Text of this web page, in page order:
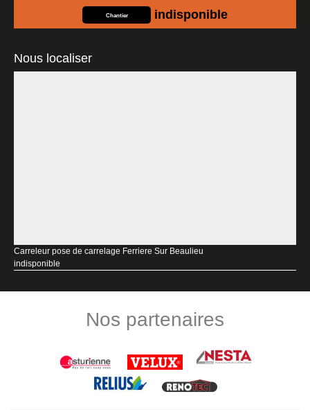
Chantier indisponible
Nous localiser
Carreleur pose de carrelage Ferriere Sur Beaulieu
indisponible
Nos partenaires